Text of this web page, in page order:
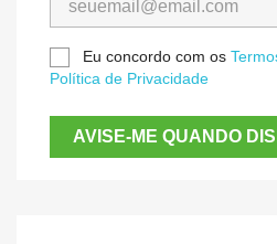
Eu concordo com os
Política de Privacidade
AVISE-ME QUANDO